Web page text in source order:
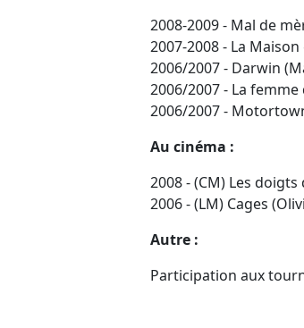
2008-2009 - Mal de
2007-2008 - La
2006/2007 - Darwin
2006/2007 - La
2006/2007 -
Au cinéma :
2008 - (CM) Les
2006 - (LM) Cages
Autre :
Participation aux